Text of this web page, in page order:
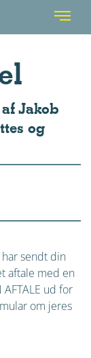
Jakob
og
sendt din
aftale med en
AFTALE ud for
om jeres